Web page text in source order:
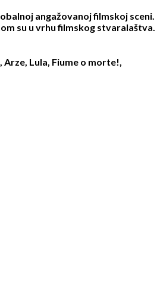
angažovanoj filmskoj sceni.
su u vrhu filmskog stvaralaštva.
Lula, Fiume o morte!,